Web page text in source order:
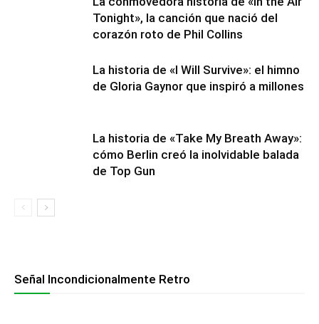
Tonight», la canción que nació del
corazón roto de Phil Collins
La historia de «I Will Survive»: el himno
de Gloria Gaynor que inspiró a millones
La historia de «Take My Breath Away»:
cómo Berlin creó la inolvidable balada
de Top Gun
Señal Incondicionalmente Retro